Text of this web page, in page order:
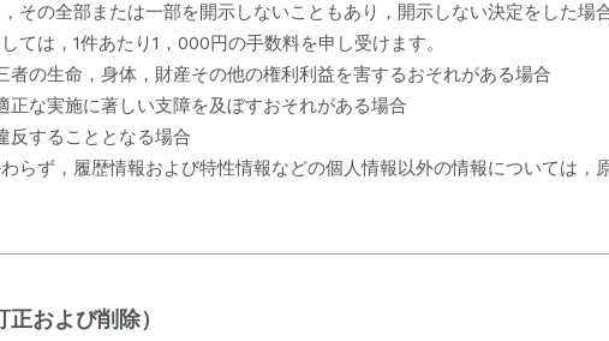
その全部または一部を開示しないこともあり，開示しない決定をした場
ては，1件あたり1，000円の手数料を申し受けます。
者の生命，身体，財産その他の権利利益を害するおそれがある場合
正な実施に著しい支障を及ぼすおそれがある場合
反することとなる場合
らず，履歴情報および特性情報などの個人情報以外の情報については，
および削除）